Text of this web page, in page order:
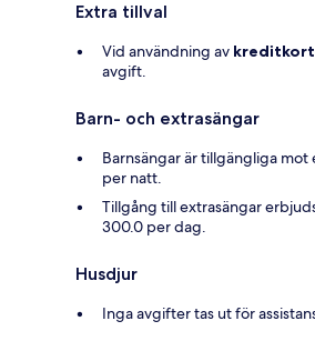
Extra tillval
Vid användning av kreditkort
avgift.
Barn- och extrasängar
Barnsängar är tillgängliga
per natt.
Tillgång till extrasängar
300.0 per dag.
Husdjur
Inga avgifter tas ut för